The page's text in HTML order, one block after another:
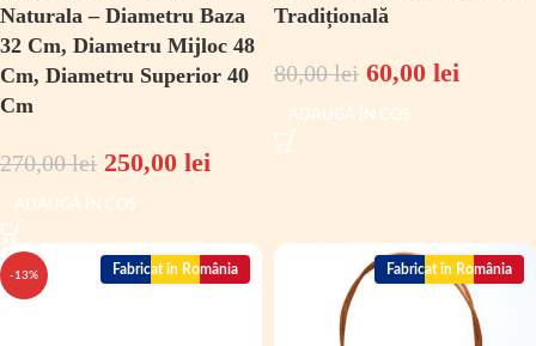
Naturala – Diametru Baza
32 Cm, Diametru Mijloc 48
Cm, Diametru Superior 40
Cm
270,00lei 250,00 lei
ADAUGĂ ÎN COȘ
Tradițională
80,00lei 60,00 lei
ADAUGĂ ÎN COȘ
-13% Fabricat în România Fabricat în România